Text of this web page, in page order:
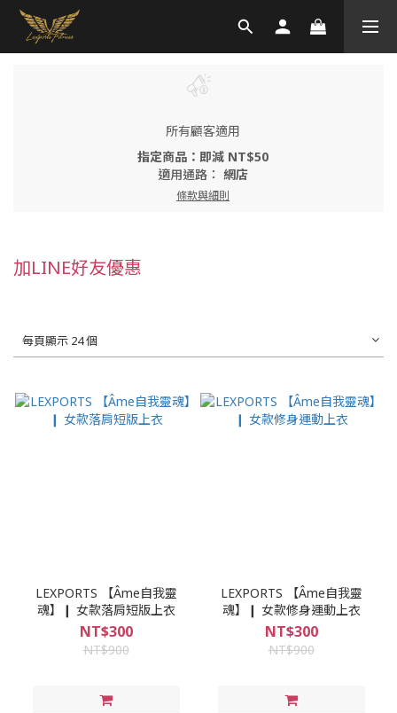
所有顧客適用
指定商品：即減 NT$50
適用通路： 網店
條款與細則
加LINE好友優惠
每頁顯示 24 個
LEXPORTS 【Âme自我靈
魂】❙ 女款落肩短版上衣
NT$300
NT$900
LEXPORTS 【Âme自我靈
魂】❙ 女款修身運動上衣
NT$300
NT$900